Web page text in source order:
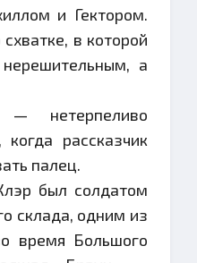
и Гектором.
в которой
а
нетерпеливо
рассказчик
палец.
был солдатом
склада, одним из
время Большого